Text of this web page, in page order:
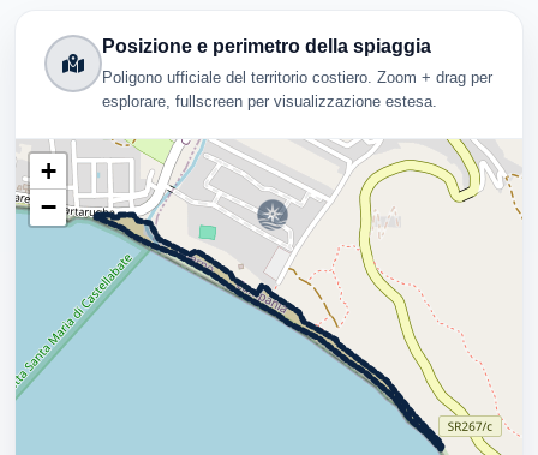
Posizione e perimetro della spiaggia
Poligono ufficiale del territorio costiero. Zoom + drag per
esplorare, fullscreen per visualizzazione estesa.
+
−